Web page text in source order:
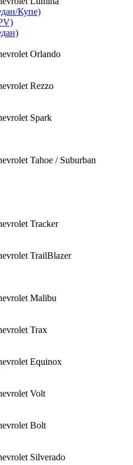
Купе)
Orlando
Rezzo
Spark
Tahoe / Suburban
Tracker
TrailBlazer
Malibu
Trax
Equinox
Volt
Bolt
Silverado